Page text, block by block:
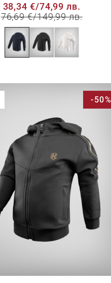
38,34 €/74,99 лв.
76,69 €/149,99 лв.
-50%